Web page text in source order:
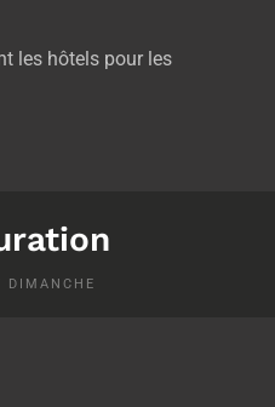
les hôtels pour les
DIMANCHE